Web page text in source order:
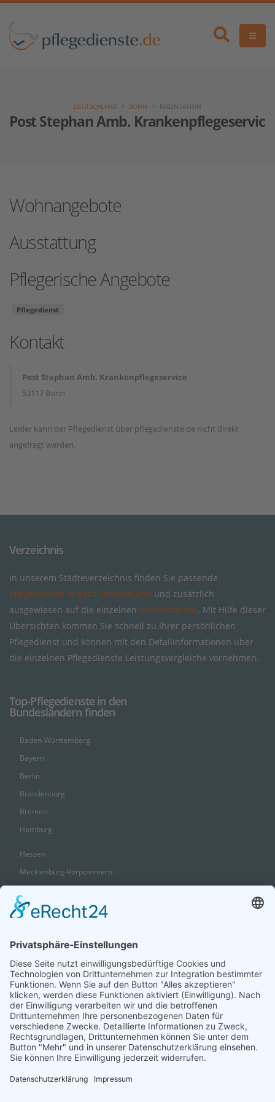
Post Stephan Amb. Krankenpflegeservice
DEUTSCHLAND BONN PÄSENTATION
Wohnangebote
Ausstattung
Pflegerische Angebote
Pflegedienst
Kontakt
Post Stephan Amb. Krankenpflegeservice
53117 Bonn
Leider kann der Pflegedienst über pflegedienste.de nicht direkt
angefragt werden.
Verzeichnis
In unserem Städteverzeichnis finden Sie passende
Pflegedienste in ganz Deutschland und zusätzlich
ausgewiesen auf die einzelnen Bundesländer. Mit Hilfe dieser
Übersichten kommen Sie schnell zu Ihrer persönlichen
Pflegedienst und können mit den Detailinformationen über
die einzelnen Pflegedienste Leistungsvergleiche vornehmen.
Top-Pflegedienste in den
Bundesländern finden
Baden-Württemberg
Bayern
Berlin
Brandenburg
Bremen
Hamburg
Hessen
Mecklenburg-Vorpommern
Nordrhein-Westfalen
Saarland
Sachsen
Sachsen-Anhalt
Schleswig-Holstein
Thüringen